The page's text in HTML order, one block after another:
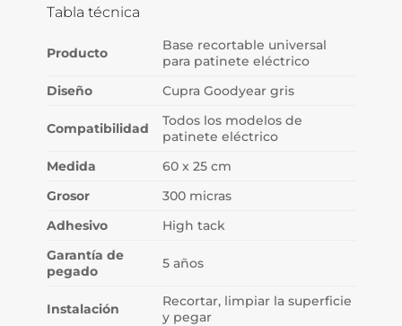
Tabla técnica
Producto
Base recortable universal
para patinete eléctrico
Diseño
Cupra Goodyear gris
Compatibilidad
Todos los modelos de
patinete eléctrico
Medida
60 x 25 cm
Grosor
300 micras
Adhesivo
High tack
Garantía de
pegado
5 años
Instalación
Recortar, limpiar la superficie
y pegar